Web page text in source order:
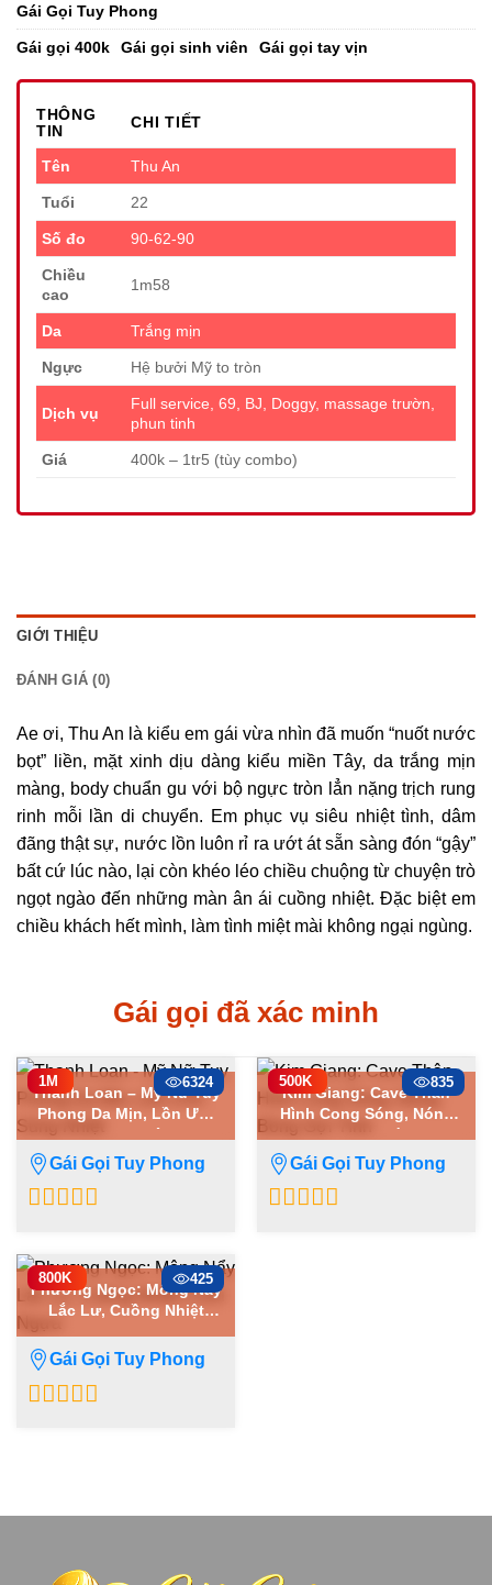
Gái Gọi Tuy Phong
Gái gọi 400k Gái gọi sinh viên Gái gọi tay vịn
THÔNG
TIN
CHI TIẾT
Tên Thu An
Tuổi 22
Số đo 90-62-90
Chiều
cao
1m58
Da Trắng mịn
Ngực Hệ bưởi Mỹ to tròn
Dịch vụ
Full service, 69, BJ, Doggy, massage trườn,
phun tinh
Giá 400k – 1tr5 (tùy combo)
GIỚI THIỆU
ĐÁNH GIÁ (0)
Ae ơi, Thu An là kiểu em gái vừa nhìn đã muốn “nuốt nước
bọt” liền, mặt xinh dịu dàng kiểu miền Tây, da trắng mịn
màng, body chuẩn gu với bộ ngực tròn lẳn nặng trịch rung
rinh mỗi lần di chuyển. Em phục vụ siêu nhiệt tình, dâm
đãng thật sự, nước lồn luôn rỉ ra ướt át sẵn sàng đón “gậy”
bất cứ lúc nào, lại còn khéo léo chiều chuộng từ chuyện trò
ngọt ngào đến những màn ân ái cuồng nhiệt. Đặc biệt em
chiều khách hết mình, làm tình miệt mài không ngại ngùng.
Gái gọi đã xác minh
6324
Thanh Loan – Mỹ Nữ Tuy
Phong Da Mịn, Lồn Ướt
Sũng Nhiệt
1M
Gái Gọi Tuy Phong
out
of
5
835
Kim Giang: Cave Thân
Hình Cong Sóng, Nóng
Bỏng Gợi Tình
500K
Gái Gọi Tuy Phong
425
Phương Ngọc: Mông Nẩy
Lắc Lư, Cuồng Nhiệt
800K
Gái Gọi Tuy Phong